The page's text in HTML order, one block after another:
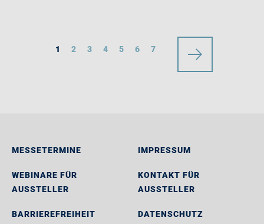
1 2 3 4 5 6 7
MESSETERMINE
WEBINARE FÜR
AUSSTELLER
BARRIEREFREIHEIT
IMPRESSUM
KONTAKT FÜR
AUSSTELLER
DATENSCHUTZ